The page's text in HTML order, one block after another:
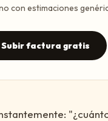
con estimaciones
Subir factura gratis